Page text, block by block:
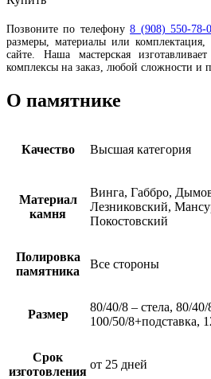
Позвоните по телефону8 (908) 550-78-
размеры, материалы или комплектация,
сайте. Наша мастерская
комплексы на заказ, любой сложности и
О памятнике
Качество Высшая категория
Материал
камня
Винга, Габбро,
Лезниковский,
Покостовский
Полировка
памятника
Все стороны
Размер
80/40/8 – стела, 80/
100/50/8+подставка,
Срок
изготовления
от 25 дней